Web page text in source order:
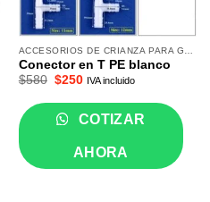
Conector en T PE blanco
$580 El
original
era:
$580.
$250El
actual
es:
$250.
IVA incluido
COTIZAR
AHORA